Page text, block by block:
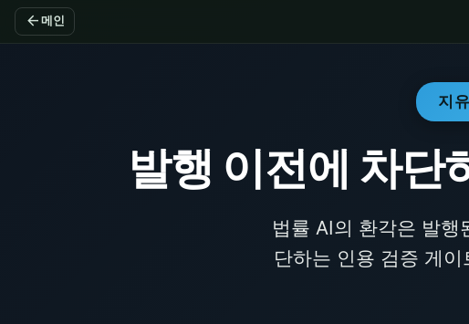
arrow_back 메인
지
발행 이전에 차단
법률 AI의 환각은 발
단하는 인용 검증 게